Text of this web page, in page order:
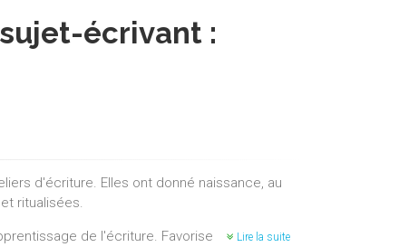
écrivant :
d'écriture. Elles ont donné naissance, au
ritualisées.
de l'écriture. Favoriser et influencer
Lire la suite